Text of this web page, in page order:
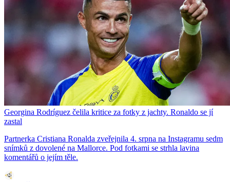
Georgina Rodríguez čelila kritice za fotky z jachty. Ronaldo se jí
zastal
Partnerka Cristiana Ronalda zveřejnila 4. srpna na Instagramu sedm
snímků z dovolené na Mallorce. Pod fotkami se strhla lavina
komentářů o jejím těle.